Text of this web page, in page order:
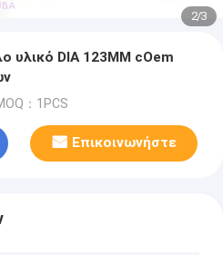
2/3
υλικό DIA 123MM cOem
：1PCS
Επικοινωνήστε